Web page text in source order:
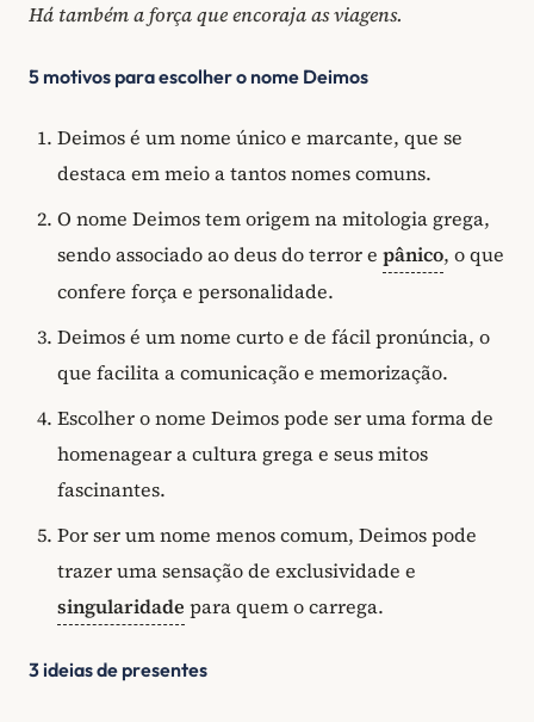
Há também a força que encoraja as viagens.
5 motivos para escolher o nome Deimos
Deimos é um nome único e marcante, que se
destaca em meio a tantos nomes comuns.
O nome Deimos tem origem na mitologia grega,
sendo associado ao deus do terror e pânico, o que
confere força e personalidade.
Deimos é um nome curto e de fácil pronúncia, o
que facilita a comunicação e memorização.
Escolher o nome Deimos pode ser uma forma de
homenagear a cultura grega e seus mitos
fascinantes.
Por ser um nome menos comum, Deimos pode
trazer uma sensação de exclusividade e
singularidade para quem o carrega.
3 ideias de presentes